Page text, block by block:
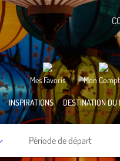
Mes Favoris Mon
INSPIRATIONS DESTINATION DU
Période de départ